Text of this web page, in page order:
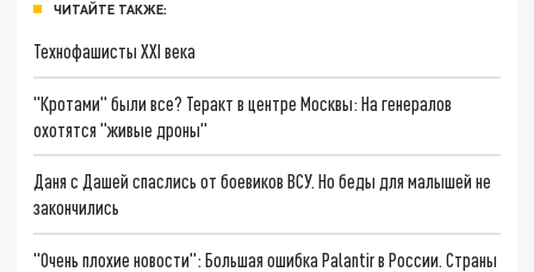
ЧИТАЙТЕ ТАКЖЕ:
Технофашисты XXI века
"Кротами" были все? Теракт в центре Москвы: На генералов
охотятся "живые дроны"
Даня с Дашей спаслись от боевиков ВСУ. Но беды для малышей не
закончились
"Очень плохие новости": Большая ошибка Palantir в России. Страны